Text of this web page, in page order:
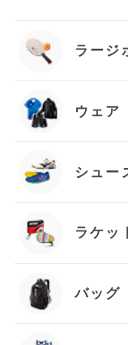
ラージ
ウェア
シュー
ラケッ
バッグ